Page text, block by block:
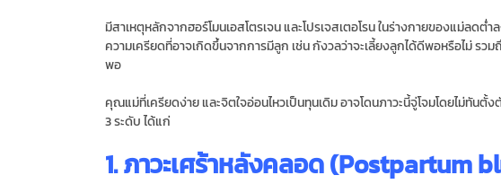
มีสาเหตุหลักจากฮอร์โมนเอสโตรเจน และโปรเจสเตอโรน ในร่างกายของแม่ล
ความเครียดที่อาจเกิดขึ้นจากการมีลูก เช่น กังวลว่าจะเลี้ยงลูกได้ดีพอหรือไม่ รว
พอ
คุณแม่ที่เครียดง่าย และจิตใจอ่อนไหวเป็นทุนเดิม อาจโดนภาวะนี้จู่โจมโดยไม่ทันตั้
3 ระดับ ได้แก่
1. ภาวะเศร้าหลังคลอด (Postpartum